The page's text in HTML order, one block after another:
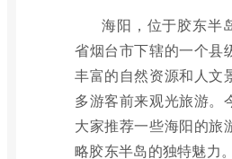
海阳，位于胶东半
省烟台市下辖的一个县
丰富的自然资源和人文
多游客前来观光旅游。
大家推荐一些海阳的旅
略胶东半岛的独特魅力。